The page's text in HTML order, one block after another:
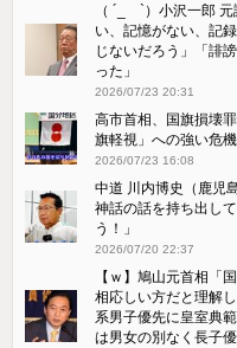
（ ´_ゝ`）小沢一郎
い、記憶がない、記
じないだろう」「誹
った」
2026/07/23 20:31
高市首相、国旗損壊
旗軽視」への強い危
2026/07/23 16:08
中道 川内博史（鹿児
神話の話を持ち出し
う！」
2026/07/20 22:37
【ｗ】鳩山元首相「
相応しい方だと理解
系男子優先に皇室典
は男女の別なく長子優